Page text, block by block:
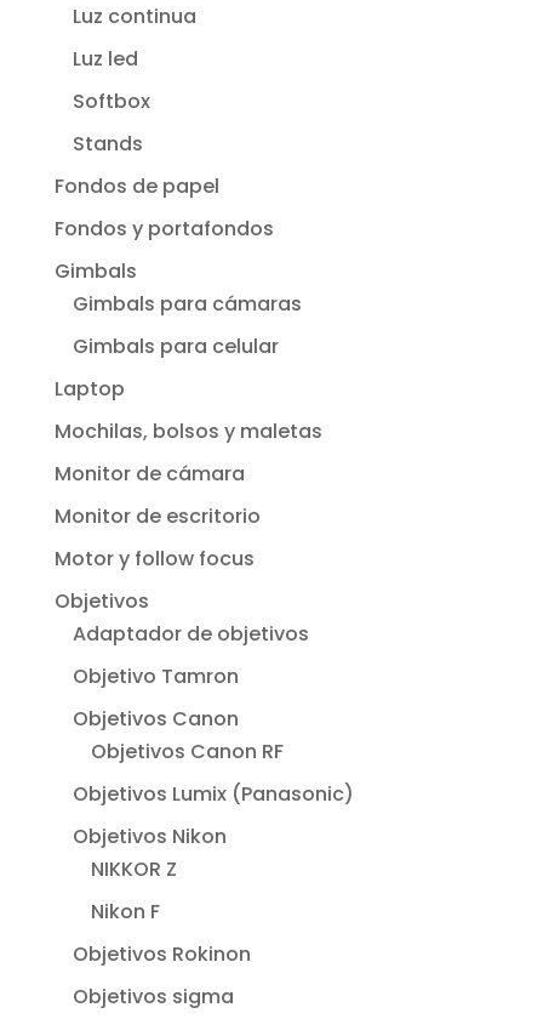
Luz continua
Luz led
Softbox
Stands
Fondos de papel
Fondos y portafondos
Gimbals
Gimbals para cámaras
Gimbals para celular
Laptop
Mochilas, bolsos y maletas
Monitor de cámara
Monitor de escritorio
Motor y follow focus
Objetivos
Adaptador de objetivos
Objetivo Tamron
Objetivos Canon
Objetivos Canon RF
Objetivos Lumix (Panasonic)
Objetivos Nikon
NIKKOR Z
Nikon F
Objetivos Rokinon
Objetivos sigma